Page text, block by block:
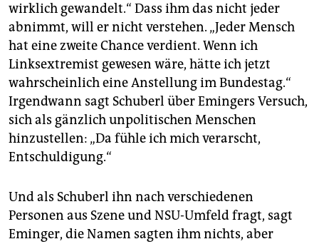
wirklich gewandelt.“ Dass ihm das nicht jeder
abnimmt, will er nicht verstehen. „Jeder Mensch
hat eine zweite Chance verdient. Wenn ich
Linksextremist gewesen wäre, hätte ich jetzt
wahrscheinlich eine Anstellung im Bundestag.“
Irgendwann sagt Schuberl über Emingers Versuch,
sich als gänzlich unpolitischen Menschen
hinzustellen: „Da fühle ich mich verarscht,
Entschuldigung.“
Und als Schuberl ihn nach verschiedenen
Personen aus Szene und NSU-Umfeld fragt, sagt
Eminger, die Namen sagten ihm nichts, aber